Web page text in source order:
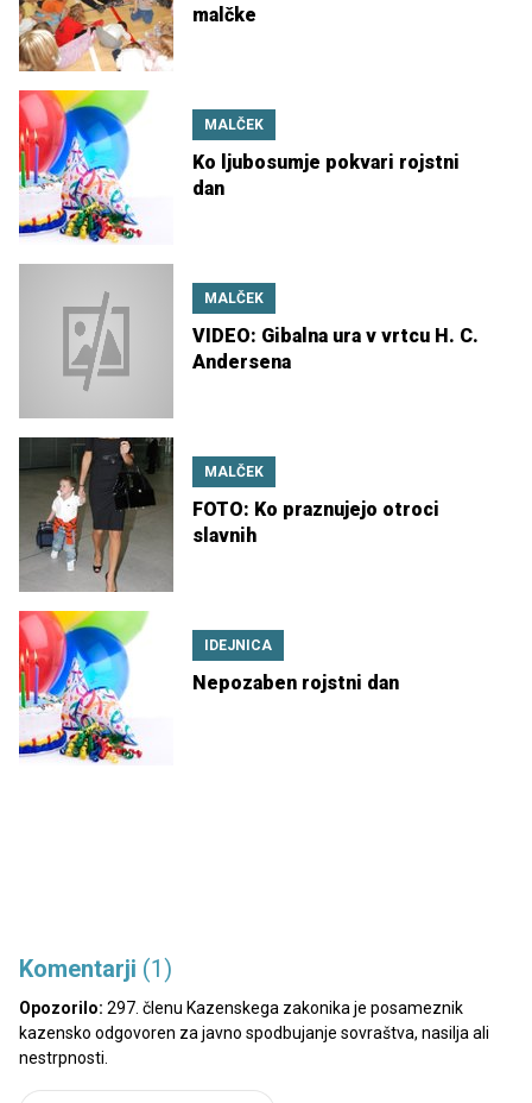
malčke
MALČEK
Ko ljubosumje pokvari rojstni
dan
MALČEK
VIDEO: Gibalna ura v vrtcu H. C.
Andersena
MALČEK
FOTO: Ko praznujejo otroci
slavnih
IDEJNICA
Nepozaben rojstni dan
Komentarji (1)
Opozorilo: 297. členu Kazenskega zakonika je posameznik
kazensko odgovoren za javno spodbujanje sovraštva, nasilja ali
nestrpnosti.